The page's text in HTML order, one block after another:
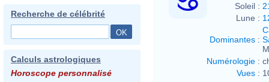
Recherche de célébrité
Calculs astrologiques
Horoscope personnalisé
Soleil :
Lune :
Dominantes :
Numérologie :
Vues :